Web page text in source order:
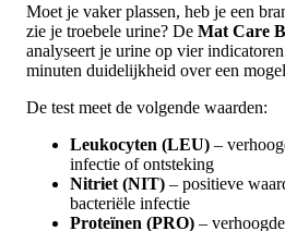
Moet je vaker plassen, heb je een
zie je troebele urine? De Mat Care
analyseert je urine op vier
minuten duidelijkheid over een
De test meet de volgende waarden:
Leukocyten (LEU) –
infectie of ontsteking
Nitriet (NIT) – positieve
bacteriële infectie
Proteïnen (PRO) –